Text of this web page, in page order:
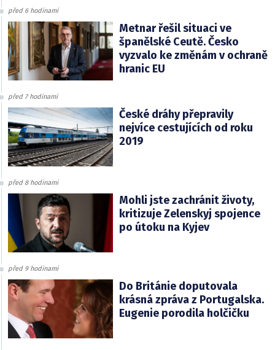
před 6 hodinami
Metnar řešil situaci ve
španělské Ceutě. Česko
vyzvalo ke změnám v ochraně
hranic EU
před 7 hodinami
České dráhy přepravily
nejvíce cestujících od roku
2019
před 8 hodinami
Mohli jste zachránit životy,
kritizuje Zelenskyj spojence
po útoku na Kyjev
před 9 hodinami
Do Británie doputovala
krásná zpráva z Portugalska.
Eugenie porodila holčičku